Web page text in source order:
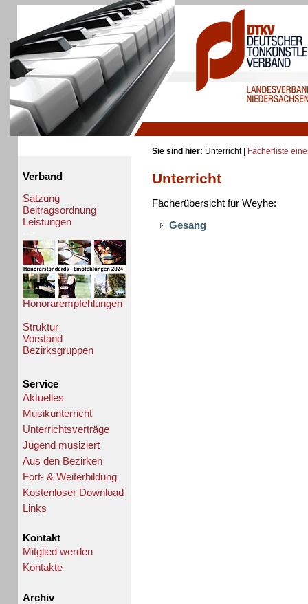
Verband
Satzung
Beitragsordnung
Leistungen
Honorarempfehlungen
Struktur
Vorstand
Bezirksgruppen
Service
Aktuelles
Musikunterricht
Unterrichtsverträge
Jugend musiziert
Aus den Bezirken
Fort- & Weiterbildung
Kostenloser Download
Links
Kontakt
Mitglied werden
Kontakte
Archiv
Sie sind hier: Unterricht | Fächerliste
Unterricht
Fächerübersicht für Weyhe:
Gesang